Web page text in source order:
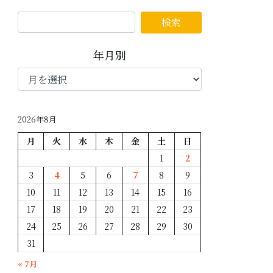
年月別
年
2026年8月
月 火 水 木 金 土
日
1
2
3
4 5 6 7 8
9
10
11 12 13 14 15
16
17
18 19 20 21 22
23
24
25 26 27 28 29
30
31
« 7月